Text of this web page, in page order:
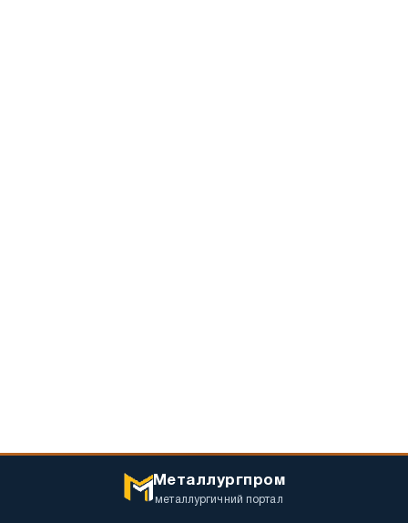
Металлургпром
металлургичний портал